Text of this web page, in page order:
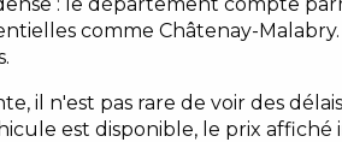
comme Châtenay-
il n'est pas rare de voir des
est disponible, le prix